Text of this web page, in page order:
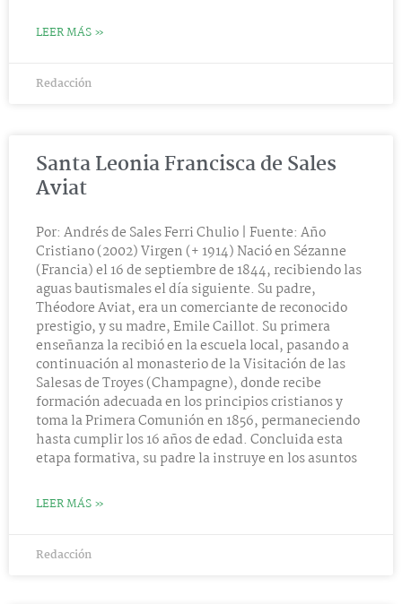
LEER MÁS »
Redacción
Santa Leonia Francisca de Sales
Aviat
Por: Andrés de Sales Ferri Chulio | Fuente: Año
Cristiano (2002) Virgen (+ 1914) Nació en Sézanne
(Francia) el 16 de septiembre de 1844, recibiendo las
aguas bautismales el día siguiente. Su padre,
Théodore Aviat, era un comerciante de reconocido
prestigio, y su madre, Emile Caillot. Su primera
enseñanza la recibió en la escuela local, pasando a
continuación al monasterio de la Visitación de las
Salesas de Troyes (Champagne), donde recibe
formación adecuada en los principios cristianos y
toma la Primera Comunión en 1856, permaneciendo
hasta cumplir los 16 años de edad. Concluida esta
etapa formativa, su padre la instruye en los asuntos
LEER MÁS »
Redacción